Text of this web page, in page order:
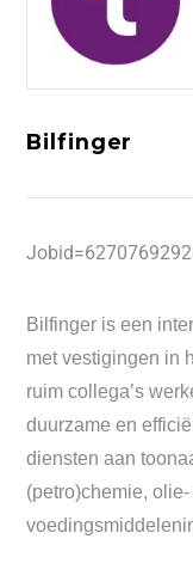
Bilfinger
Bilfinger is een
met vestigingen in
ruim collega’s
duurzame en
diensten aan
(petro)chemie,